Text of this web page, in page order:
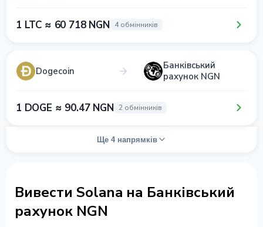
1 LTC ≈ 60 718 NGN 4 обмінників
Dogecoin
Банківський
рахунок NGN
1 DOGE ≈ 90.47 NGN 2 обмінників
Ще 4 напрямків
Вивести Solana на Банківський
рахунок NGN